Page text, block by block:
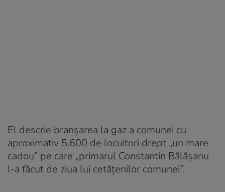
El descrie branșarea la gaz a comunei cu
aproximativ 5.600 de locuitori drept „un mare
cadou” pe care „primarul Constantin Bălășanu
l-a făcut de ziua lui cetățenilor comunei”.